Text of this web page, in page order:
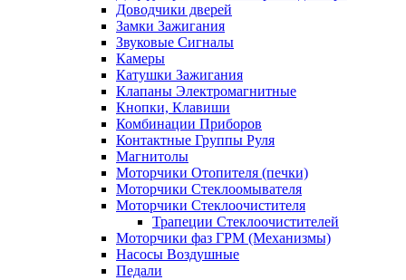
Доводчики дверей
Замки Зажигания
Звуковые Сигналы
Камеры
Катушки Зажигания
Клапаны Электромагнитные
Кнопки, Клавиши
Комбинации Приборов
Контактные Группы Руля
Магнитолы
Моторчики Отопителя (печки)
Моторчики Стеклоомывателя
Моторчики Стеклоочистителя
Трапеции Стеклоочистителей
Моторчики фаз ГРМ (Механизмы)
Насосы Воздушные
Педали